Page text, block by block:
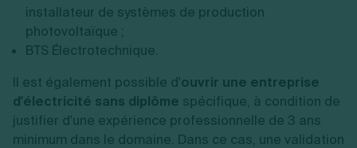
installateur de systèmes de production
photovoltaïque ;
BTS Électrotechnique.
Il est également possible d'ouvrir une entreprise
d'électricité sans diplôme spécifique, à condition de
justifier d'une expérience professionnelle de 3 ans
minimum dans le domaine. Dans ce cas, une validation